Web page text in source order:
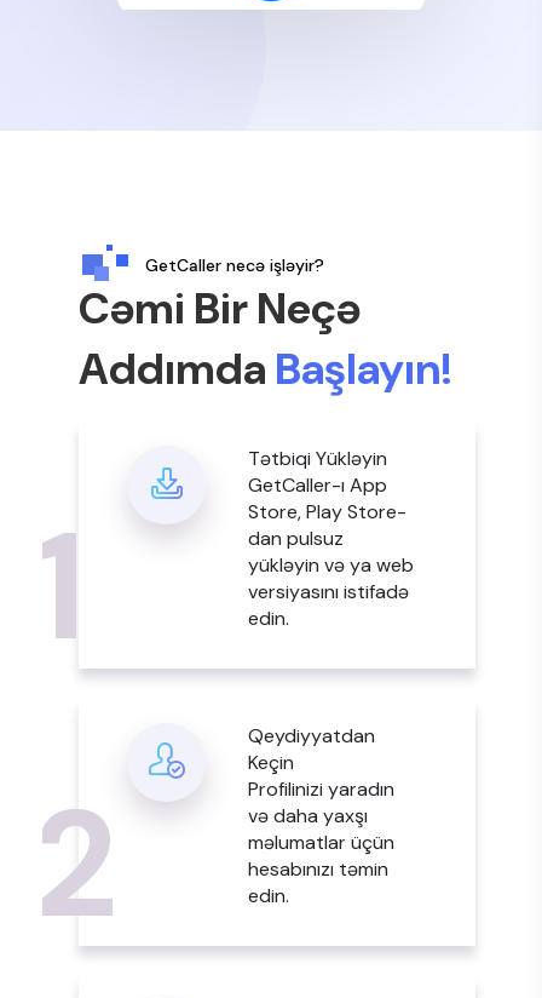
GetCaller necə işləyir?
Cəmi Bir Neçə
Addımda Başlayın!
1
Tətbiqi Yükləyin
GetCaller-ı App
Store, Play Store-
dan pulsuz
yükləyin və ya web
versiyasını istifadə
edin.
2
Qeydiyyatdan
Keçin
Profilinizi yaradın
və daha yaxşı
məlumatlar üçün
hesabınızı təmin
edin.